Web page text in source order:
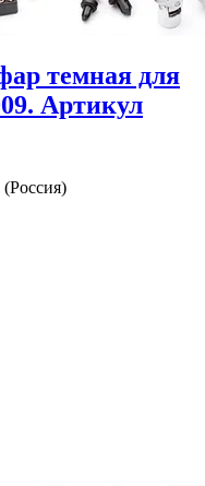
темная для
Артикул